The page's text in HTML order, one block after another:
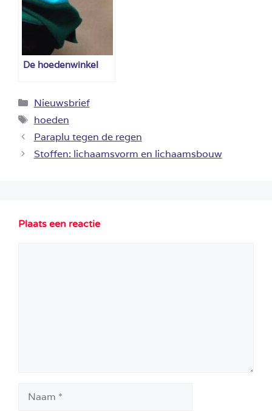
De hoedenwinkel
Categorieën
Nieuwsbrief
Tags
hoeden
Paraplu tegen de regen
Stoffen: lichaamsvorm en lichaamsbouw
Plaats een reactie